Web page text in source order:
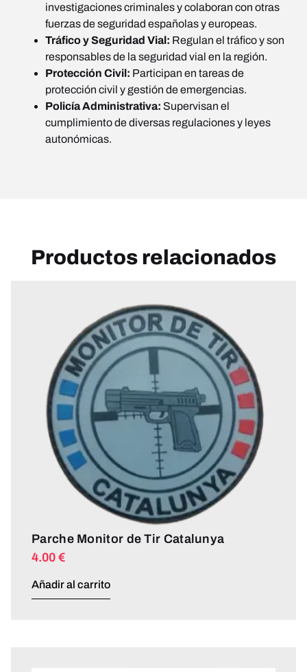
investigaciones criminales y colaboran con otras
fuerzas de seguridad españolas y europeas.
Tráfico y Seguridad Vial: Regulan el tráfico y son
responsables de la seguridad vial en la región.
Protección Civil: Participan en tareas de
protección civil y gestión de emergencias.
Policía Administrativa: Supervisan el
cumplimiento de diversas regulaciones y leyes
autonómicas.
Productos relacionados
Parche Monitor de Tir Catalunya
4.00 €
Añadir al carrito